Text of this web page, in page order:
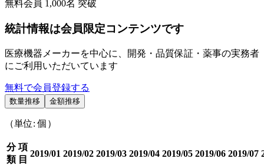
無料会員 1,000名 突破
統計情報は会員限定コンテンツです
医療機器メーカーを中心に、開発・品質保証・薬事の実務者
にご利用いただいています
無料で会員登録する
数量推移 金額推移
（単位: 個）
分
類
項
目
2019/01 2019/02 2019/03 2019/04 2019/05 2019/06 2019/07